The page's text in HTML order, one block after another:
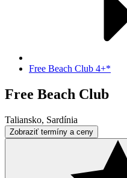
Free Beach Club 4+*
Free Beach Club
Taliansko, Sardínia
Zobraziť termíny a ceny